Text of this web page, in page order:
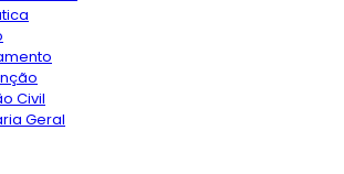
Civil
Geral